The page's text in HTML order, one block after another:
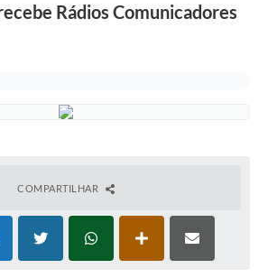
Rádios Comunicadores
COMPARTILHAR